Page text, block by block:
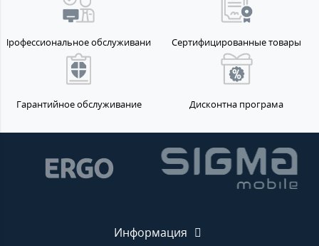
Профессиональное обслуживание Сертифицированные товары
Гарантийное обслуживание Дисконтна програма
Информация